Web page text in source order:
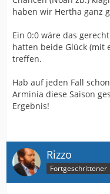
haben wir Hertha ganz
Ein 0:0 wäre das
hatten beide Glück (mit
treffen.
Hab auf jeden Fall
Arminia diese Saison
Ergebnis!
Rizzo
Fortgeschrittener